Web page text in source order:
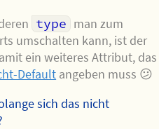
type man zum
umschalten kann, ist der
ein weiteres Attribut, das
Default angeben muss 😕
sich das nicht